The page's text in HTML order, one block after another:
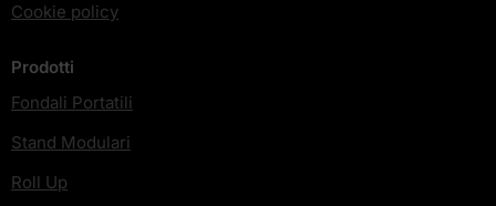
Cookie policy
Prodotti
Fondali Portatili
Stand Modulari
Roll Up